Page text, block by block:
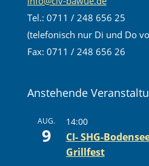
Tel.: 0711 / 248 656 25
(telefonisch nur Di und Do
Fax: 0711 / 248 656 26
Anstehende
AUG.
9
14:00
CI- SHG-
Grillfest